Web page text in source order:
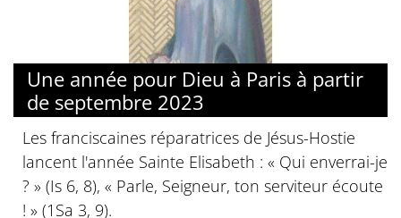
Une année pour Dieu à Paris à partir
de septembre 2023
Les franciscaines réparatrices de Jésus-Hostie
lancent l'année Sainte Elisabeth : « Qui enverrai-je
? » (Is 6, 8), « Parle, Seigneur, ton serviteur écoute
! » (1Sa 3, 9).